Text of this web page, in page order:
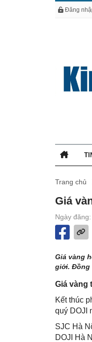
Đăng
Trang chủ
Giá
Ngày
Giá vàng
giới. Đồng
Giá vàng
Kết thúc
quý DOJI
SJC Hà
DOJI Hà